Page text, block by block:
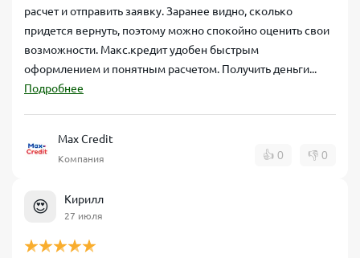
расчет и отправить заявку. Заранее видно, сколько
придется вернуть, поэтому можно спокойно оценить свои
возможности. Макс.кредит удобен быстрым
оформлением и понятным расчетом. Получить деньги...
Подробнее
Max Credit
Компания 👍 0 👎 0
😍 Кирилл
27 июля